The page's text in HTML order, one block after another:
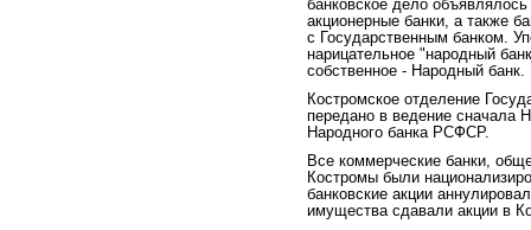
банковское дело
акционерные банки, а также
с Государственным банком.
нарицательное "народный
собственное - Народный банк.
Костромское отделение
передано в ведение сначала
Народного банка РСФСР.
Все коммерческие банки,
Костромы были
банковские акции
имущества сдавали акции в